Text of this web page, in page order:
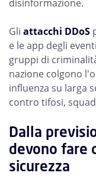
disinformazione.
Gli attacchi DDoS
e le app degli
gruppi di
nazione colgono
influenza su larga
contro tifosi,
Dalla
devono fare
sicurezza